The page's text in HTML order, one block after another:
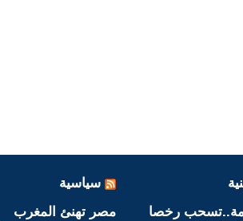
رخصا
سياسية
مصر تهنئ المغرب